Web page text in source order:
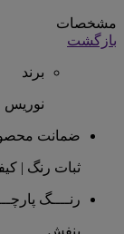
مشخصات
بازگشت
برند
نوریس | NORISS
ضمانت
ثبات رنگ |
رنــــگ
بنفش